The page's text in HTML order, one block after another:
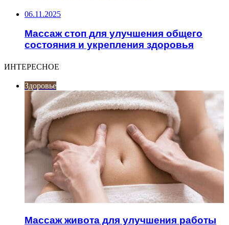
06.11.2025
Массаж стоп для улучшения общего
состояния и укрепления здоровья
ИНТЕРЕСНОЕ
Здоровье
Массаж живота для улучшения работы